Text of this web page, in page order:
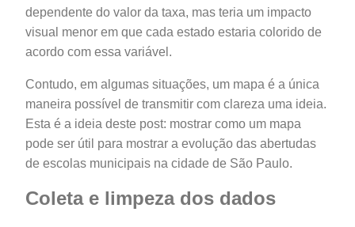
dependente do valor da taxa, mas teria um impacto
visual menor em que cada estado estaria colorido de
acordo com essa variável.
Contudo, em algumas situações, um mapa é a única
maneira possível de transmitir com clareza uma ideia.
Esta é a ideia deste post: mostrar como um mapa
pode ser útil para mostrar a evolução das abertudas
de escolas municipais na cidade de São Paulo.
Coleta e limpeza dos dados